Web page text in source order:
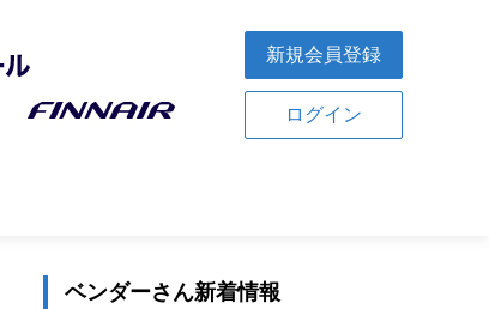
新規会員登録
ログイン
ベンダーさん新着情報